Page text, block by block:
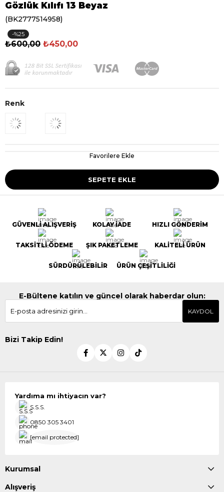
Gözlük Kılıfı 13 Beyaz
(BK2777514958)
25
₺600,00 ₺450,00
Renk
Favorilere Ekle
GÜVENLİ ALIŞVERİŞ KOLAY İADE HIZLI GÖNDERİM
TAKSİTLİ ÖDEME ŞIK PAKETLEME KALİTELİ ÜRÜN
SÜRDÜRÜLEBİLİR ÜRÜN ÇEŞİTLİLİĞİ
E-Bültene katılın ve güncel olarak haberdar olun:
KAYDOL
Bizi Takip Edin!
Yardıma mı ihtiyacın var?
S.S.S.
0850 305 3401
[email protected]
Kurumsal
Alışveriş